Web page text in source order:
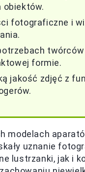
obiektów.
fotograficzne i
formie.
jakość zdjęć z
modelach
uznanie
lustrzanki, jak i